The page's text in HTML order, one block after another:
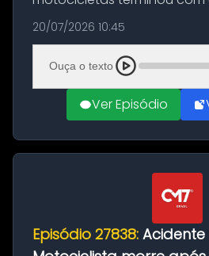
Figueiredo de Souza, de 38
de São Sebastião do
Amazonas. A colisão ocorreu
20/07/2026 10:45
Ouça o texto
Ver Episódio
Episódio 27838: